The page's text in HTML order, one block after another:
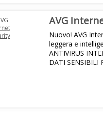
AVG
Nuovo! AVG
leggera e
ANTIVIRUS
DATI SENSIBILI